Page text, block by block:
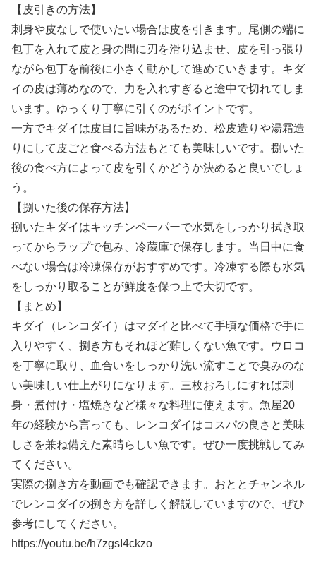
【皮引きの方法】
刺身や皮なしで使いたい場合は皮を引きます。尾側の端に
包丁を入れて皮と身の間に刃を滑り込ませ、皮を引っ張り
ながら包丁を前後に小さく動かして進めていきます。キダ
イの皮は薄めなので、力を入れすぎると途中で切れてしま
います。ゆっくり丁寧に引くのがポイントです。
一方でキダイは皮目に旨味があるため、松皮造りや湯霜造
りにして皮ごと食べる方法もとても美味しいです。捌いた
後の食べ方によって皮を引くかどうか決めると良いでしょ
う。
【捌いた後の保存方法】
捌いたキダイはキッチンペーパーで水気をしっかり拭き取
ってからラップで包み、冷蔵庫で保存します。当日中に食
べない場合は冷凍保存がおすすめです。冷凍する際も水気
をしっかり取ることが鮮度を保つ上で大切です。
【まとめ】
キダイ（レンコダイ）はマダイと比べて手頃な価格で手に
入りやすく、捌き方もそれほど難しくない魚です。ウロコ
を丁寧に取り、血合いをしっかり洗い流すことで臭みのな
い美味しい仕上がりになります。三枚おろしにすれば刺
身・煮付け・塩焼きなど様々な料理に使えます。魚屋20
年の経験から言っても、レンコダイはコスパの良さと美味
しさを兼ね備えた素晴らしい魚です。ぜひ一度挑戦してみ
てください。
実際の捌き方を動画でも確認できます。おととチャンネル
でレンコダイの捌き方を詳しく解説していますので、ぜひ
参考にしてください。
https://youtu.be/h7zgsI4ckzo